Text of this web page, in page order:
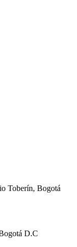
Toberín, Bogotá
D.C